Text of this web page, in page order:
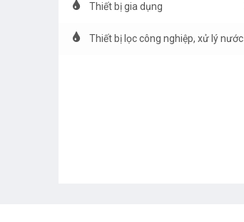
Thiết bị gia dụng
Thiết bị lọc công nghiệp, xử lý nước